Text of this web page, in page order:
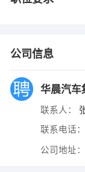
公司信息
华晨汽车
联系人：
联系电话：
公司地址：